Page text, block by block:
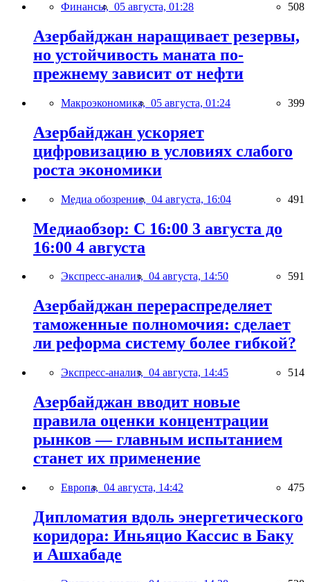
Финансы, 05 августа, 01:28 508
Азербайджан наращивает резервы,
но устойчивость маната по-
прежнему зависит от нефти
Макроэкономика, 05 августа, 01:24 399
Азербайджан ускоряет
цифровизацию в условиях слабого
роста экономики
Медиа обозрение, 04 августа, 16:04 491
Медиаобзор: С 16:00 3 августа до
16:00 4 августа
Экспресс-анализ, 04 августа, 14:50 591
Азербайджан перераспределяет
таможенные полномочия: сделает
ли реформа систему более гибкой?
Экспресс-анализ, 04 августа, 14:45 514
Азербайджан вводит новые
правила оценки концентрации
рынков — главным испытанием
станет их применение
Европа, 04 августа, 14:42 475
Дипломатия вдоль энергетического
коридора: Иньяцио Кассис в Баку
и Ашхабаде